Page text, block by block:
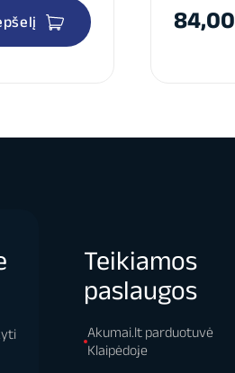
84,00
Teikiamos
paslaugos
Akumai.lt parduotuvė
Klaipėdoje